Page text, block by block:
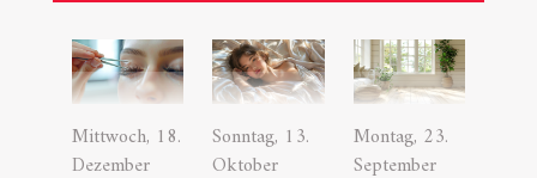
Mittwoch, 18.
Dezember
Sonntag, 13.
Oktober
Montag, 23.
September